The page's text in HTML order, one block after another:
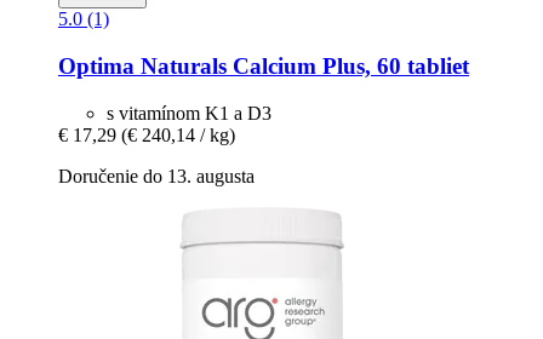
5.0 (1)
Optima Naturals Calcium Plus, 60 tabliet
s vitamínom K1 a D3
€ 17,29 (€ 240,14 / kg)
Doručenie do 13. augusta